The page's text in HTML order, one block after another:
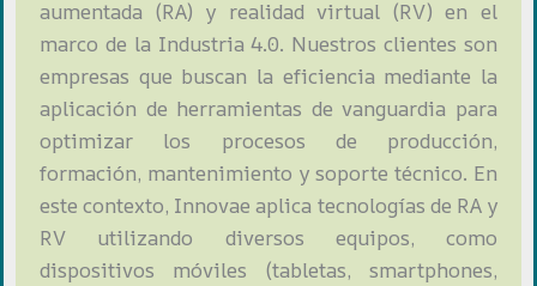
aumentada (RA) y realidad virtual (RV) en el
marco de la Industria 4.0. Nuestros clientes son
empresas que buscan la eficiencia mediante la
aplicación de herramientas de vanguardia para
optimizar los procesos de producción,
formación, mantenimiento y soporte técnico. En
este contexto, Innovae aplica tecnologías de RA y
RV utilizando diversos equipos, como
dispositivos móviles (tabletas, smartphones,